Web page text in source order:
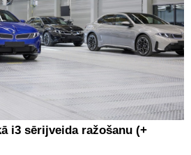
i3 sērijveida ražošanu (+